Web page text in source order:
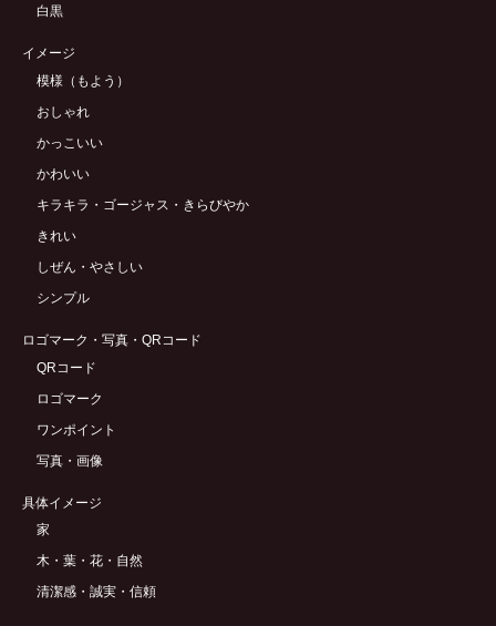
白黒
イメージ
模様（もよう）
おしゃれ
かっこいい
かわいい
キラキラ・ゴージャス・きらびやか
きれい
しぜん・やさしい
シンプル
ロゴマーク・写真・QRコード
QRコード
ロゴマーク
ワンポイント
写真・画像
具体イメージ
家
木・葉・花・自然
清潔感・誠実・信頼